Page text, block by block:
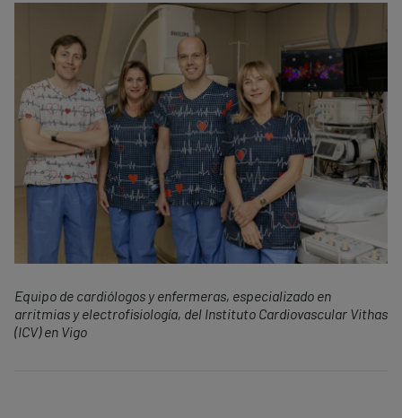
Equipo de cardiólogos y enfermeras, especializado en
arritmias y electrofisiología, del Instituto Cardiovascular Vithas
(ICV) en Vigo